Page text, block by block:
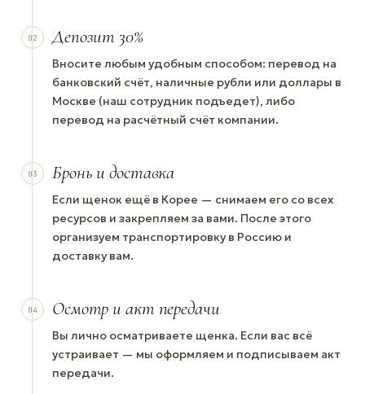
02 Депозит 30%
Вносите любым удобным способом: перевод на
банковский счёт, наличные рубли или доллары в
Москве (наш сотрудник подъедет), либо
перевод на расчётный счёт компании.
03 Бронь и доставка
Если щенок ещё в Корее — снимаем его со всех
ресурсов и закрепляем за вами. После этого
организуем транспортировку в Россию и
доставку вам.
04 Осмотр и акт передачи
Вы лично осматриваете щенка. Если вас всё
устраивает — мы оформляем и подписываем акт
передачи.